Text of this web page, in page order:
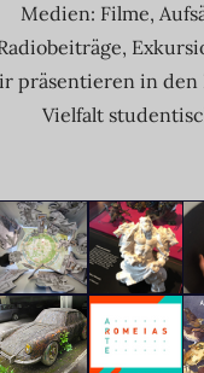
Medien: Filme,
präsentieren in den
Vielfalt